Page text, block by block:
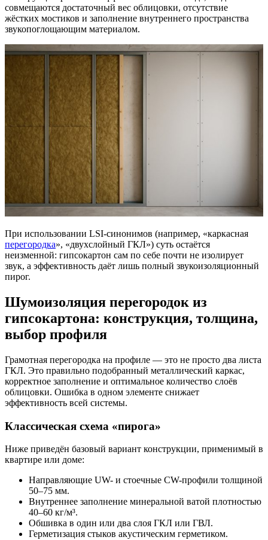
совмещаются достаточный вес облицовки, отсутствие
жёстких мостиков и заполнение внутреннего пространства
звукопоглощающим материалом.
При использовании LSI-синонимов (например, «каркасная
перегородка», «двухслойный ГКЛ») суть остаётся
неизменной: гипсокартон сам по себе почти не изолирует
звук, а эффективность даёт лишь полный звукоизоляционный
пирог.
Шумоизоляция перегородок из
гипсокартона: конструкция, толщина,
выбор профиля
Грамотная перегородка на профиле — это не просто два листа
ГКЛ. Это правильно подобранный металлический каркас,
корректное заполнение и оптимальное количество слоёв
облицовки. Ошибка в одном элементе снижает
эффективность всей системы.
Классическая схема «пирога»
Ниже приведён базовый вариант конструкции, применимый в
квартире или доме:
Направляющие UW- и стоечные CW-профили толщиной
50–75 мм.
Внутреннее заполнение минеральной ватой плотностью
40–60 кг/м³.
Обшивка в один или два слоя ГКЛ или ГВЛ.
Герметизация стыков акустическим герметиком.